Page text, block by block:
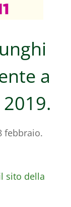
a
2019.
febbraio.
sito della